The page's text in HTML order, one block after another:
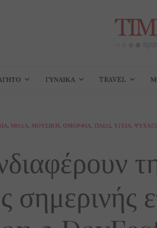
ΓΥΝΑΊΚΑ TRAVEL
, ΜΌΔΑ, ΜΟΥΣΙΚΉ, ΟΜΟΡΦΙΆ, ΠΑΙΔΊ, ΥΓΕΊΑ,
σημερινής